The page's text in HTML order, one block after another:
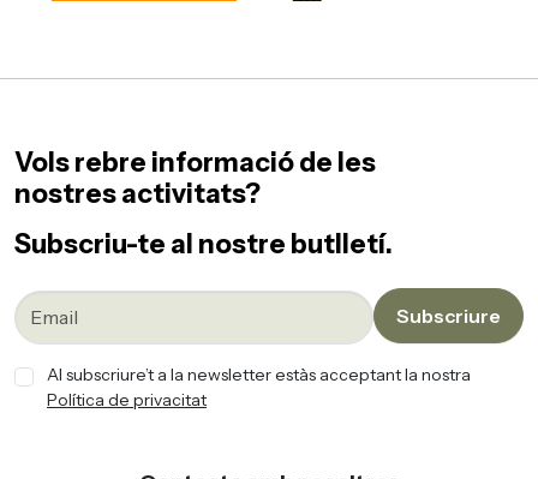
Vols rebre informació de les
nostres activitats?
Subscriu-te al nostre butlletí.
Subscriure
Al subscriure’t a la newsletter estàs acceptant la nostra
Política de privacitat